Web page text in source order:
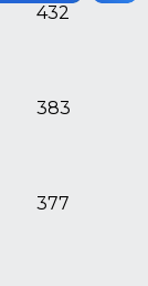
432
383
377